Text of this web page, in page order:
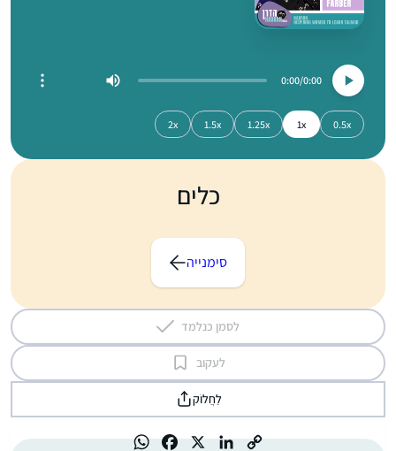
0:00
0:00
0.5x
1x
1.25x
1.5x
2x
כלים
סימנייה
לסמן כנלמד
לעקוב
לַחֲלוֹק